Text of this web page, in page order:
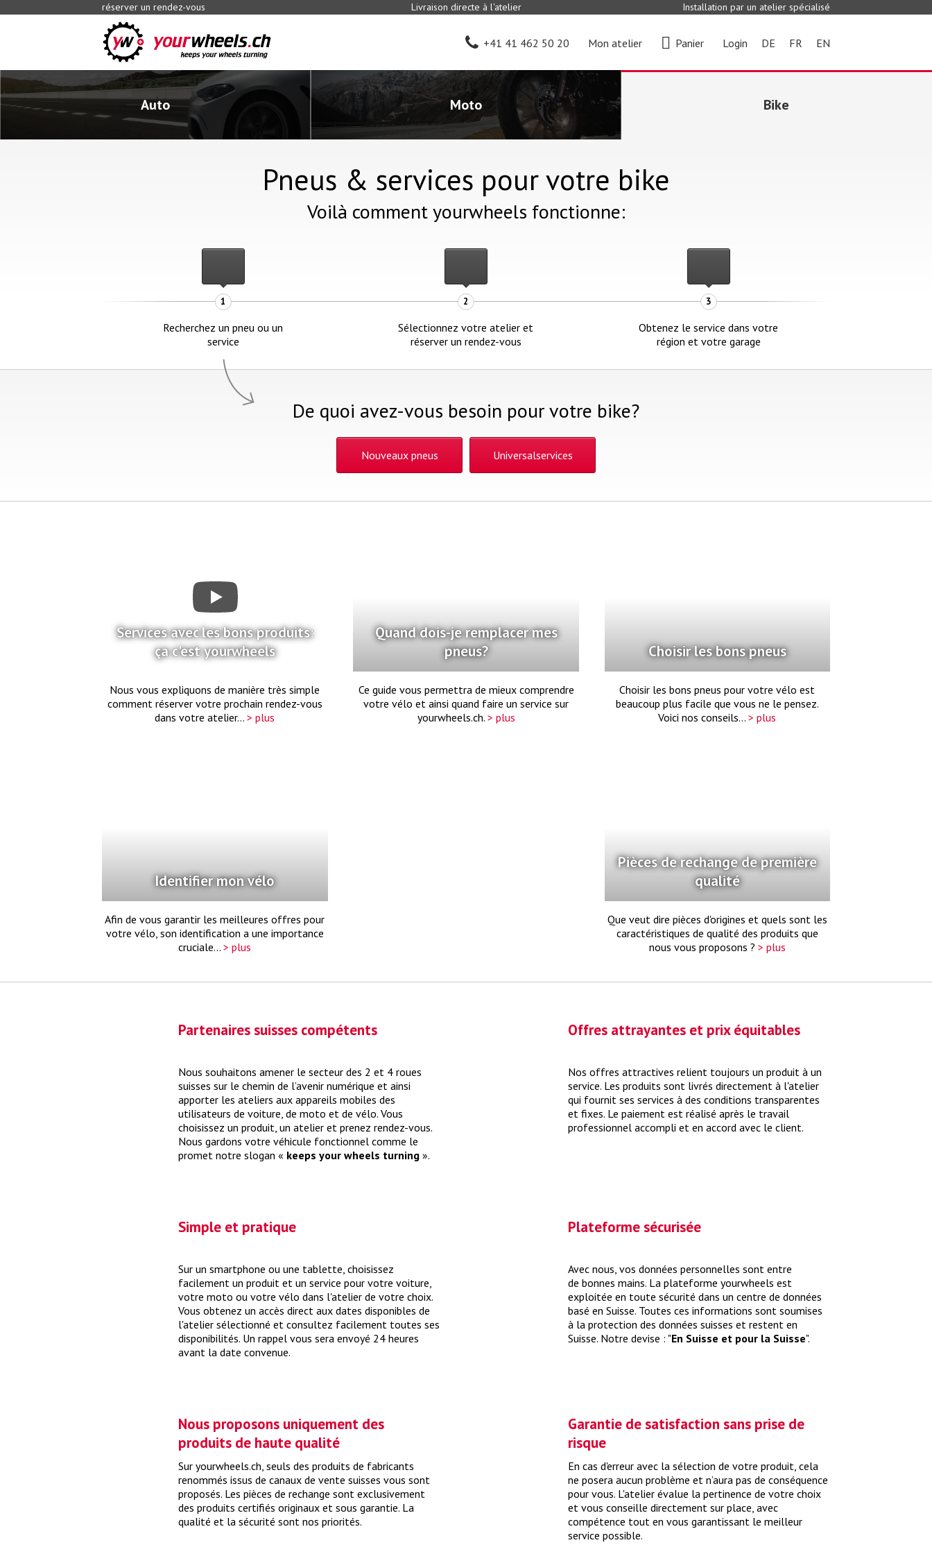
réserver un rendez-vous Livraison directe à l'atelier Installation par un atelier spécialisé
+41 41 462 50 20 Mon atelier Panier Login DE FR EN
Auto Moto Bike
Pneus & services pour votre bike
Voilà comment yourwheels fonctionne:
1
Recherchez un pneu ou un
service
2
Sélectionnez votre atelier et
réserver un rendez-vous
3
Obtenez le service dans votre
région et votre garage
De quoi avez-vous besoin pour votre bike?
Nouveaux pneus Universalservices
Services avec les bons produits:
ça c'est yourwheels
Nous vous expliquons de manière très simple
comment réserver votre prochain rendez-vous
dans votre atelier…> plus
Quand dois-je remplacer mes
pneus?
Ce guide vous permettra de mieux comprendre
votre vélo et ainsi quand faire un service sur
yourwheels.ch. > plus
Choisir les bons pneus
Choisir les bons pneus pour votre vélo est
beaucoup plus facile que vous ne le pensez.
Voici nos conseils...> plus
Identifier mon vélo
Afin de vous garantir les meilleures offres pour
votre vélo, son identification a une importance
cruciale...> plus
Pièces de rechange de première
qualité
Que veut dire pièces d'origines et quels sont les
caractéristiques de qualité des produits que
nous vous proposons ? > plus
Partenaires suisses compétents
Nous souhaitons amener le secteur des 2 et 4 roues
suisses sur le chemin de l’avenir numérique et ainsi
apporter les ateliers aux appareils mobiles des
utilisateurs de voiture, de moto et de vélo. Vous
choisissez un produit, un atelier et prenez rendez-vous.
Nous gardons votre véhicule fonctionnel comme le
promet notre slogan « keeps your wheels turning ».
Offres attrayantes et prix équitables
Nos offres attractives relient toujours un produit à un
service. Les produits sont livrés directement à l'atelier
qui fournit ses services à des conditions transparentes
et fixes. Le paiement est réalisé après le travail
professionnel accompli et en accord avec le client.
Simple et pratique
Sur un smartphone ou une tablette, choisissez
facilement un produit et un service pour votre voiture,
votre moto ou votre vélo dans l'atelier de votre choix.
Vous obtenez un accès direct aux dates disponibles de
l'atelier sélectionné et consultez facilement toutes ses
disponibilités. Un rappel vous sera envoyé 24 heures
avant la date convenue.
Plateforme sécurisée
Avec nous, vos données personnelles sont entre
de bonnes mains. La plateforme yourwheels est
exploitée en toute sécurité dans un centre de données
basé en Suisse. Toutes ces informations sont soumises
à la protection des données suisses et restent en
Suisse. Notre devise : "En Suisse et pour la Suisse".
Nous proposons uniquement des
produits de haute qualité
Sur yourwheels.ch, seuls des produits de fabricants
renommés issus de canaux de vente suisses vous sont
proposés. Les pièces de rechange sont exclusivement
des produits certifiés originaux et sous garantie. La
qualité et la sécurité sont nos priorités.
Garantie de satisfaction sans prise de
risque
En cas d'erreur avec la sélection de votre produit, cela
ne posera aucun problème et n’aura pas de conséquence
pour vous. L'atelier évalue la pertinence de votre choix
et vous conseille directement sur place, avec
compétence tout en vous garantissant le meilleur
service possible.